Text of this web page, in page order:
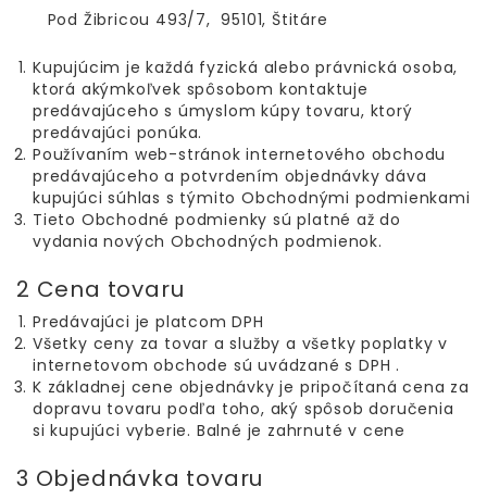
Pod Žibricou 493/7, 95101, Štitáre
Kupujúcim je každá fyzická alebo právnická osoba,
ktorá akýmkoľvek spôsobom kontaktuje
predávajúceho s úmyslom kúpy tovaru, ktorý
predávajúci ponúka.
Používaním web-stránok internetového obchodu
predávajúceho a potvrdením objednávky dáva
kupujúci súhlas s týmito Obchodnými podmienkami
Tieto Obchodné podmienky sú platné až do
vydania nových Obchodných podmienok.
2 Cena tovaru
Predávajúci je platcom DPH
Všetky ceny za tovar a služby a všetky poplatky v
internetovom obchode sú uvádzané s DPH .
K základnej cene objednávky je pripočítaná cena za
dopravu tovaru podľa toho, aký spôsob doručenia
si kupujúci vyberie. Balné je zahrnuté v cene
3 Objednávka tovaru